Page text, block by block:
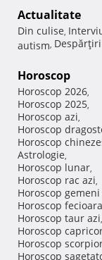
Actualitate
Din culise,
autism,
Horoscop
Horoscop 2026,
Horoscop 2025,
Horoscop azi,
Horoscop
Horoscop
Astrologie,
Horoscop lunar,
Horoscop rac azi,
Horoscop gemeni
Horoscop
Horoscop taur azi,
Horoscop
Horoscop
Horoscop